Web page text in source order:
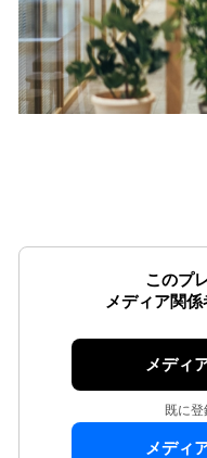
このプ
メディア関
メディ
既に登
メディ